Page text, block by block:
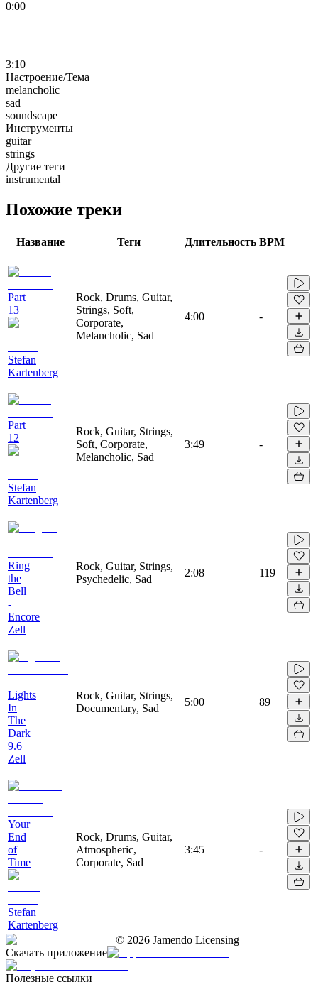
0:00
3:10
Настроение/Тема
melancholic
sad
soundscape
Инструменты
guitar
strings
Другие теги
instrumental
Похожие треки
Название Теги Длительность BPM
Part
13
Stefan
Kartenberg
Rock, Drums, Guitar,
Strings, Soft,
Corporate,
Melancholic, Sad
4:00 -
Part
12
Stefan
Kartenberg
Rock, Guitar, Strings,
Soft, Corporate,
Melancholic, Sad
3:49 -
Ring
the
Bell
-
Encore
Zell
Rock, Guitar, Strings,
Psychedelic, Sad
2:08 119
Lights
In
The
Dark
9.6
Zell
Rock, Guitar, Strings,
Documentary, Sad
5:00 89
Your
End
of
Time
Stefan
Kartenberg
Rock, Drums, Guitar,
Atmospheric,
Corporate, Sad
3:45 -
© 2026 Jamendo Licensing
Скачать приложение
Полезные ссылки